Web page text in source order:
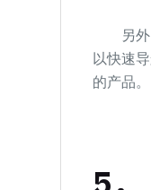
另外，
以快速
的产品。